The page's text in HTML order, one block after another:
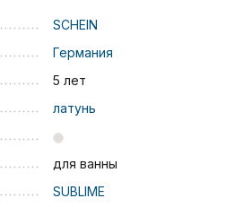
SCHEIN
Германия
5 лет
латунь
для ванны
SUBLIME